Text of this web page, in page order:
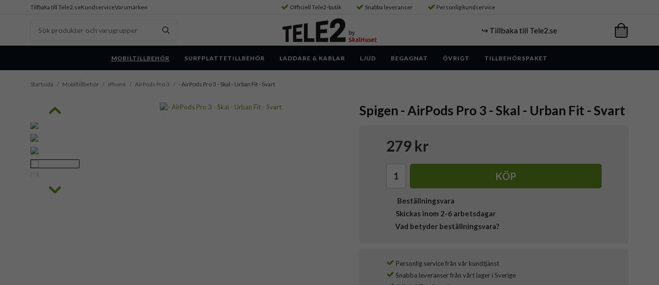
Tillbaka till Tele2.seKundserviceVarumärken Officiell Tele2-butik Snabba leveranser Personlig kundservice
↪️ Tillbaka till Tele2.se
MOBILTILLBEHÖR SURFPLATTETILLBEHÖR LADDARE & KABLAR LJUD BEGAGNAT ÖVRIGT TILLBEHÖRSPAKET
Startsida / Mobiltillbehör / iPhone / AirPods Pro 3 / - AirPods Pro 3 - Skal - Urban Fit - Svart
Spigen - AirPods Pro 3 - Skal - Urban Fit - Svart
279 kr
KÖP
Beställningsvara
Skickas inom 2-6 arbetsdagar
Vad betyder beställningsvara?
Personlig service från vår kundtjänst
Snabba leveranser från vårt lager i Sverige